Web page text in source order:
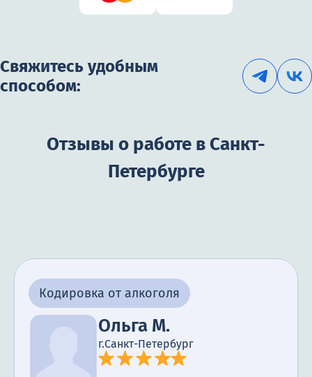
Свяжитесь удобным
способом:
Отзывы о работе в Санкт-
Петербурге
Кодировка от алкоголя
Ольга М.
г.Санкт-Петербург